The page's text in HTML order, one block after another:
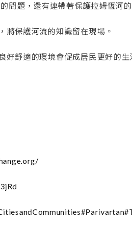
問題，還有連帶著保護拉姆恆河的
將保護河流的知識留在現場。
舒適的環境會促成居民更好的生
#Parivartan